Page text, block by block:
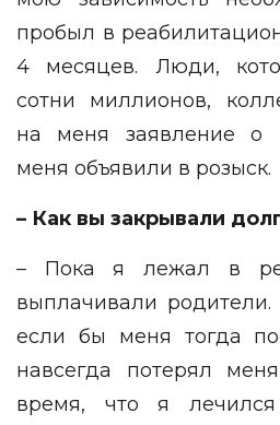
пробыл в
4 месяцев. Люди,
сотни миллионов,
на меня заявление о
меня объявили в розыск.
– Как вы закрывали
– Пока я лежал в
выплачивали родители.
если бы меня тогда
навсегда потерял
время, что я